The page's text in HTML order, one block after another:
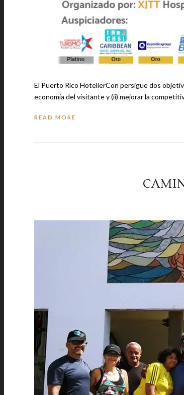
El Puerto Rico HotelierCon persigue dos
economía del visitante y (ii) mejorar la
READ MORE